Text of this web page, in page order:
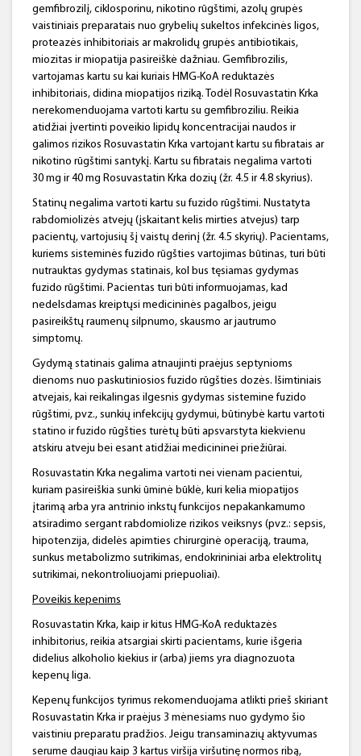
gemfibrozilį, ciklosporinu, nikotino rūgštimi, azolų grupės
vaistiniais preparatais nuo grybelių sukeltos infekcinės ligos,
proteazės inhibitoriais ar makrolidų grupės antibiotikais,
miozitas ir miopatija pasireiškė dažniau. Gemfibrozilis,
vartojamas kartu su kai kuriais HMG-KoA reduktazės
inhibitoriais, didina miopatijos riziką. Todėl Rosuvastatin Krka
nerekomenduojama vartoti kartu su gemfibroziliu. Reikia
atidžiai įvertinti poveikio lipidų koncentracijai naudos ir
galimos rizikos Rosuvastatin Krka vartojant kartu su fibratais ar
nikotino rūgštimi santykį. Kartu su fibratais negalima vartoti
30 mg ir 40 mg Rosuvastatin Krka dozių (žr. 4.5 ir 4.8 skyrius).
Statinų negalima vartoti kartu su fuzido rūgštimi. Nustatyta
rabdomiolizės atvejų (įskaitant kelis mirties atvejus) tarp
pacientų, vartojusių šį vaistų derinį (žr. 4.5 skyrių). Pacientams,
kuriems sisteminės fuzido rūgšties vartojimas būtinas, turi būti
nutrauktas gydymas statinais, kol bus tęsiamas gydymas
fuzido rūgštimi. Pacientas turi būti informuojamas, kad
nedelsdamas kreiptųsi medicininės pagalbos, jeigu
pasireikštų raumenų silpnumo, skausmo ar jautrumo
simptomų.
Gydymą statinais galima atnaujinti praėjus septynioms
dienoms nuo paskutiniosios fuzido rūgšties dozės. Išimtiniais
atvejais, kai reikalingas ilgesnis gydymas sistemine fuzido
rūgštimi, pvz., sunkių infekcijų gydymui, būtinybė kartu vartoti
statino ir fuzido rūgšties turėtų būti apsvarstyta kiekvienu
atskiru atveju bei esant atidžiai medicininei priežiūrai.
Rosuvastatin Krka negalima vartoti nei vienam pacientui,
kuriam pasireiškia sunki ūminė būklė, kuri kelia miopatijos
įtarimą arba yra antrinio inkstų funkcijos nepakankamumo
atsiradimo sergant rabdomiolize rizikos veiksnys (pvz.: sepsis,
hipotenzija, didelės apimties chirurginė operaciją, trauma,
sunkus metabolizmo sutrikimas, endokrininiai arba elektrolitų
sutrikimai, nekontroliuojami priepuoliai).
Poveikis kepenims
Rosuvastatin Krka, kaip ir kitus HMG-KoA reduktazės
inhibitorius, reikia atsargiai skirti pacientams, kurie išgeria
didelius alkoholio kiekius ir (arba) jiems yra diagnozuota
kepenų liga.
Kepenų funkcijos tyrimus rekomenduojama atlikti prieš skiriant
Rosuvastatin Krka ir praėjus 3 mėnesiams nuo gydymo šio
vaistiniu preparatu pradžios. Jeigu transaminazių aktyvumas
serume daugiau kaip 3 kartus viršija viršutinę normos ribą,